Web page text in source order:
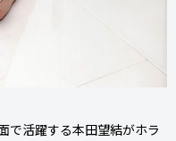
で活躍する本田望結がホラ